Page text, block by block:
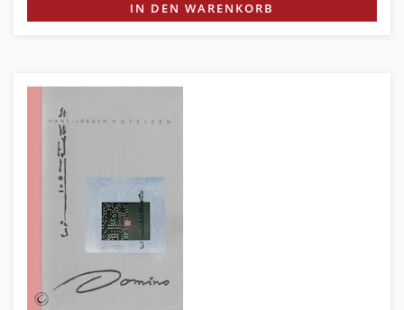
IN DEN WARENKORB